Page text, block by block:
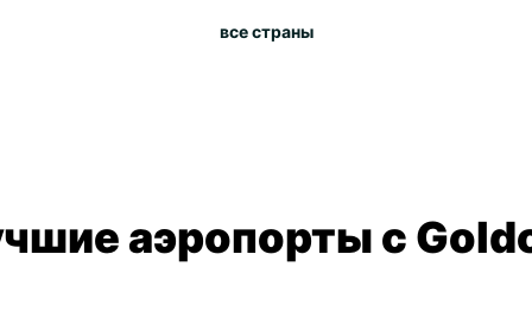
все страны
аэропорты с